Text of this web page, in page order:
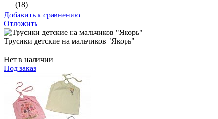
(18)
Добавить к сравнению
Отложить
Трусики детские на мальчиков "Якорь"
Нет в наличии
Под заказ